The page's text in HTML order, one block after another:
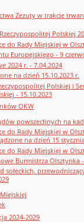
Zezuty w trakcie
Polskiej
do Rady Miejskiej w
Europejskiego - 9
2024 r. - 7.04.2024
na dzień 15.10.2023 r.
Polskiej i
- 15.10.2023
OKW
powszechnych na
do Rady Miejskiej w
na dzień 15
do Rady Miejskiej w
Burmistrza Olsztynka -
sołeckich,
2024-2029